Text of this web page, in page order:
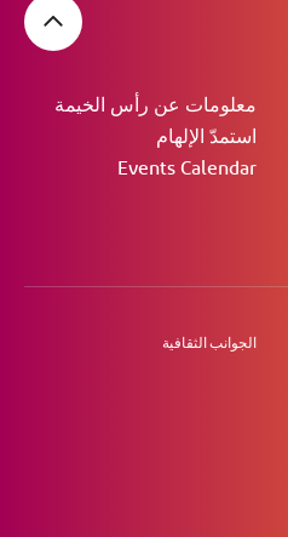
معلومات عن رأس الخيمة
استمدّ الإلهام
Events Calendar
الجوانب الثقافية